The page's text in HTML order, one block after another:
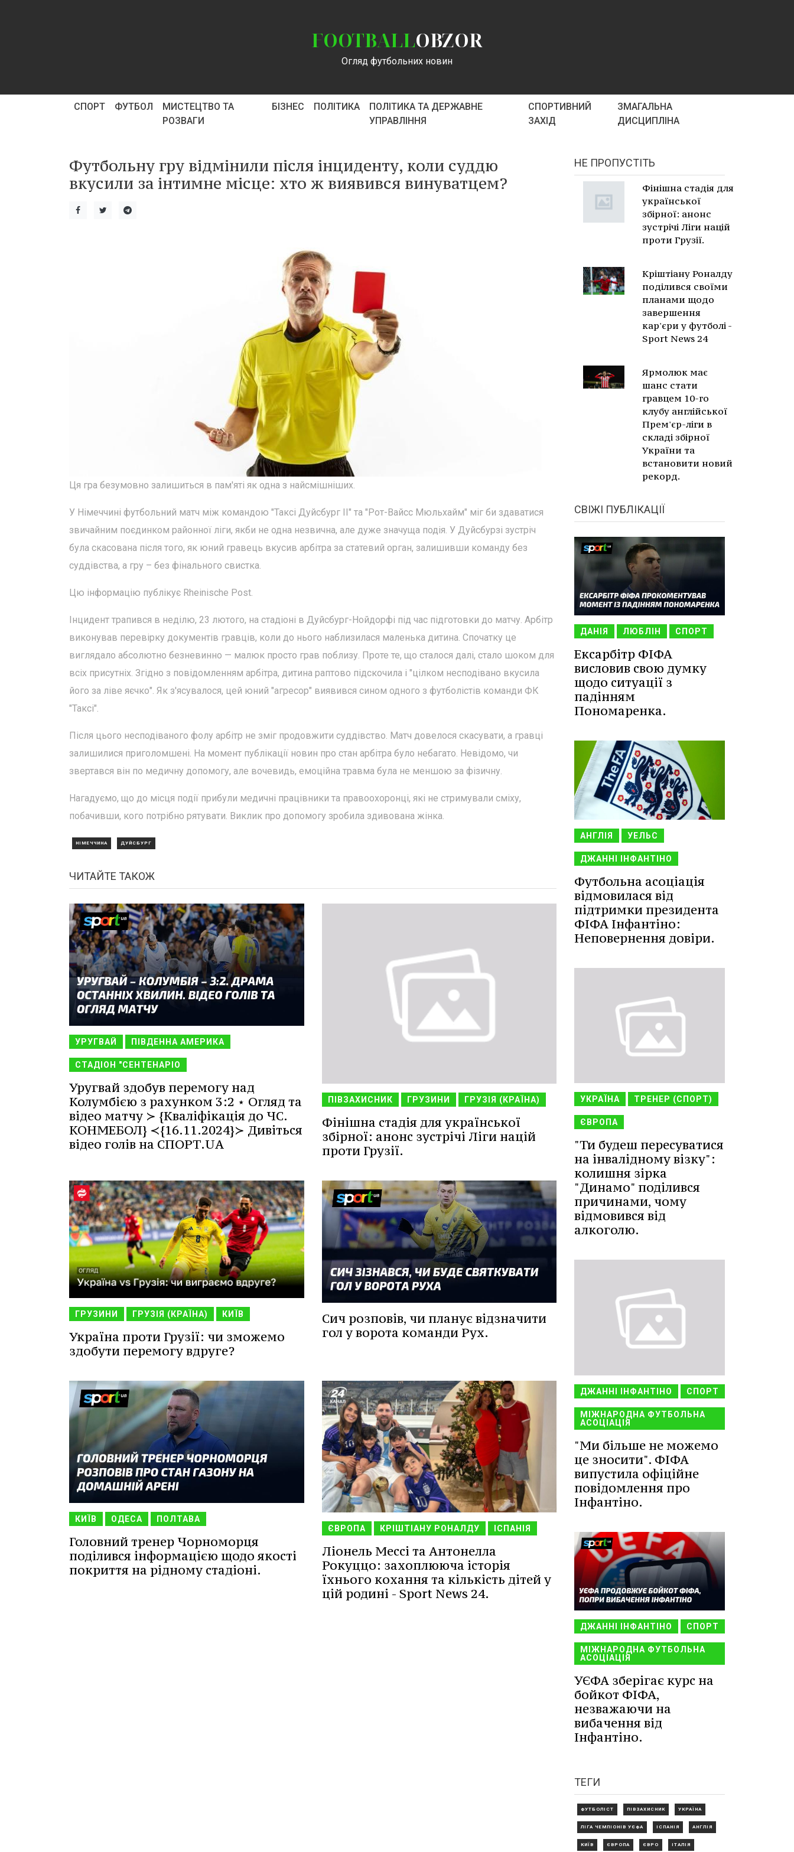
FOOTBALLOBZOR
Огляд футбольних новин
СПОРТ ФУТБОЛ
МИСТЕЦТВО ТА
РОЗВАГИ
БІЗНЕС ПОЛІТИКА
ПОЛІТИКА ТА ДЕРЖАВНЕ
УПРАВЛІННЯ
СПОРТИВНИЙ
ЗАХІД
ЗМАГАЛЬНА
ДИСЦИПЛІНА
Футбольну гру відмінили після інциденту, коли суддю
вкусили за інтимне місце: хто ж виявився винуватцем?
Ця гра безумовно залишиться в пам'яті як одна з найсмішніших.
У Німеччині футбольний матч між командою "Таксі Дуйсбург II" та "Рот-Вайсс Мюльхайм" міг би здаватися
звичайним поєдинком районної ліги, якби не одна незвична, але дуже значуща подія. У Дуйсбурзі зустріч
була скасована після того, як юний гравець вкусив арбітра за статевий орган, залишивши команду без
суддівства, а гру – без фінального свистка.
Цю інформацію публікує Rheinische Post.
Інцидент трапився в неділю, 23 лютого, на стадіоні в Дуйсбург-Нойдорфі під час підготовки до матчу. Арбітр
виконував перевірку документів гравців, коли до нього наблизилася маленька дитина. Спочатку це
виглядало абсолютно безневинно — малюк просто грав поблизу. Проте те, що сталося далі, стало шоком для
всіх присутніх. Згідно з повідомленням арбітра, дитина раптово підскочила і "цілком несподівано вкусила
його за ліве яєчко". Як з'ясувалося, цей юний "агресор" виявився сином одного з футболістів команди ФК
"Таксі".
Після цього несподіваного фолу арбітр не зміг продовжити суддівство. Матч довелося скасувати, а гравці
залишилися приголомшені. На момент публікації новин про стан арбітра було небагато. Невідомо, чи
звертався він по медичну допомогу, але вочевидь, емоційна травма була не меншою за фізичну.
Нагадуємо, що до місця події прибули медичні працівники та правоохоронці, які не стримували сміху,
побачивши, кого потрібно рятувати. Виклик про допомогу зробила здивована жінка.
НІМЕЧЧИНА ДУЙСБУРГ
ЧИТАЙТЕ ТАКОЖ
УРУГВАЙ ПІВДЕННА АМЕРИКА
СТАДІОН "СЕНТЕНАРІО
Уругвай здобув перемогу над
Колумбією з рахунком 3:2 ⋆ Огляд та
відео матчу ≻ {Кваліфікація до ЧС.
КОНМЕБОЛ} ≺{16.11.2024}≻ Дивіться
відео голів на СПОРТ.UA
ПІВЗАХИСНИК ГРУЗИНИ ГРУЗІЯ (КРАЇНА)
Фінішна стадія для української
збірної: анонс зустрічі Ліги націй
проти Грузії.
ГРУЗИНИ ГРУЗІЯ (КРАЇНА) КИЇВ
Україна проти Грузії: чи зможемо
здобути перемогу вдруге?
Сич розповів, чи планує відзначити
гол у ворота команди Рух.
КИЇВ ОДЕСА ПОЛТАВА
Головний тренер Чорноморця
поділився інформацією щодо якості
покриття на рідному стадіоні.
ЄВРОПА КРІШТІАНУ РОНАЛДУ ІСПАНІЯ
Ліонель Мессі та Антонелла
Рокуццо: захоплююча історія
їхнього кохання та кількість дітей у
цій родині - Sport News 24.
НЕ ПРОПУСТІТЬ
Фінішна стадія для
української
збірної: анонс
зустрічі Ліги націй
проти Грузії.
Кріштіану Роналду
поділився своїми
планами щодо
завершення
кар'єри у футболі -
Sport News 24
Ярмолюк має
шанс стати
гравцем 10-го
клубу англійської
Прем'єр-ліги в
складі збірної
України та
встановити новий
рекорд.
СВІЖІ ПУБЛІКАЦІЇ
ДАНІЯ ЛЮБЛІН СПОРТ
Ексарбітр ФІФА
висловив свою думку
щодо ситуації з
падінням
Пономаренка.
АНГЛІЯ УЕЛЬС
ДЖАННІ ІНФАНТІНО
Футбольна асоціація
відмовилася від
підтримки президента
ФІФА Інфантіно:
Неповернення довіри.
УКРАЇНА ТРЕНЕР (СПОРТ)
ЄВРОПА
"Ти будеш пересуватися
на інвалідному візку":
колишня зірка
"Динамо" поділився
причинами, чому
відмовився від
алкоголю.
ДЖАННІ ІНФАНТІНО СПОРТ
МІЖНАРОДНА ФУТБОЛЬНА
АСОЦІАЦІЯ
"Ми більше не можемо
це зносити". ФІФА
випустила офіційне
повідомлення про
Інфантіно.
ДЖАННІ ІНФАНТІНО СПОРТ
МІЖНАРОДНА ФУТБОЛЬНА
АСОЦІАЦІЯ
УЄФА зберігає курс на
бойкот ФІФА,
незважаючи на
вибачення від
Інфантіно.
ТЕГИ
ФУТБОЛІСТ ПІВЗАХИСНИК УКРАЇНА
ЛІГА ЧЕМПІОНІВ УЄФА ІСПАНІЯ АНГЛІЯ
КИЇВ ЄВРОПА ЄВРО ІТАЛІЯ